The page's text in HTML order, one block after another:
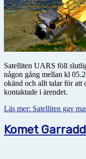
Satelliten UARS föll
någon gång mellan kl
okänd och allt talar för att
kontaktade i ärendet.
Läs mer: Satelliten gav
Komet